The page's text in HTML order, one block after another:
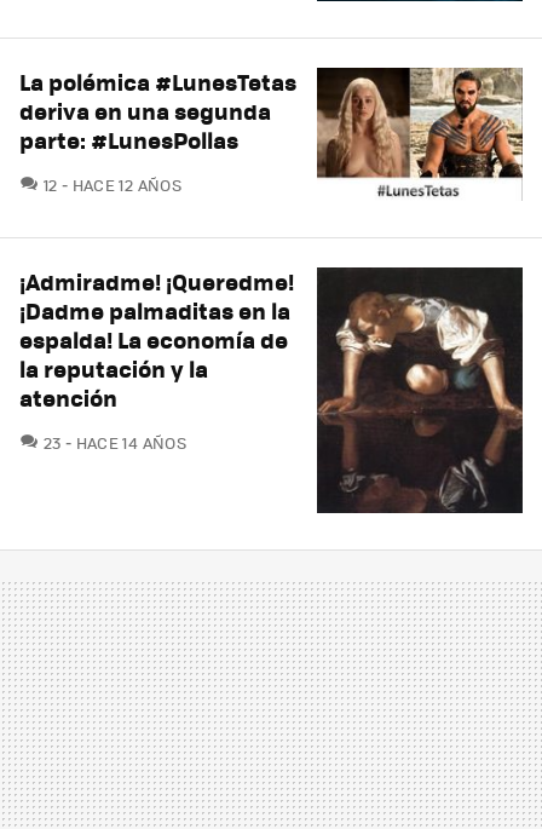
La polémica #LunesTetas
deriva en una segunda
parte: #LunesPollas
12 COMENTARIOS
HACE 12 AÑOS
¡Admiradme! ¡Queredme!
¡Dadme palmaditas en la
espalda! La economía de
la reputación y la
atención
23 COMENTARIOS
HACE 14 AÑOS